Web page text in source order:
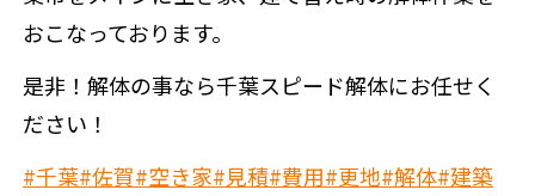
おこなっております。
是非！解体の事なら千葉スピード解体にお任せく
ださい！
#千葉#佐賀#空き家#見積#費用#更地#解体#建築